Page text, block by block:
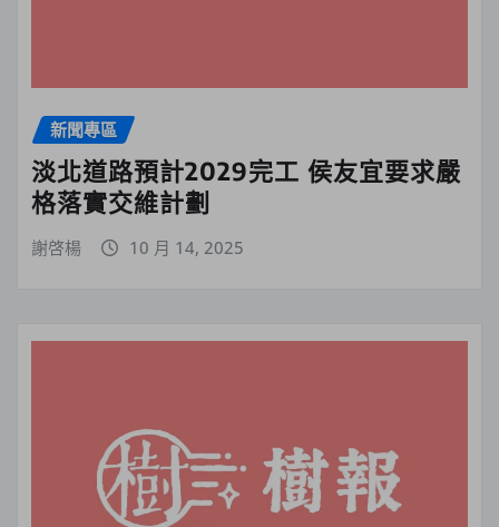
新聞專區
淡北道路預計2029完工 侯友宜要求嚴
格落實交維計劃
謝啓楊 10 月 14, 2025